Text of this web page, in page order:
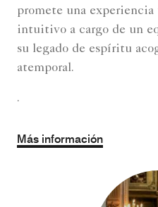
promete una
intuitivo a cargo de un
su legado de espíritu
atemporal.
.
Más información